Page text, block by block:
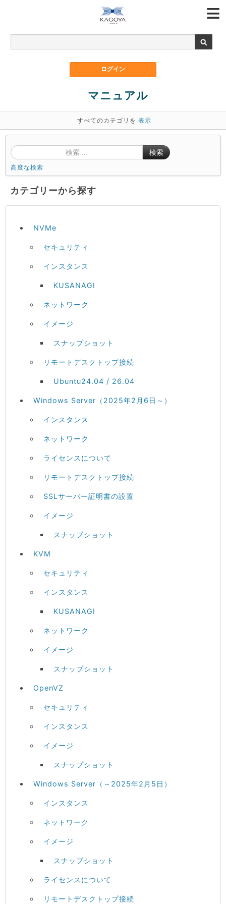
マニュアル
すべてのカテゴリを 表示
検索
高度な検索
カテゴリーから探す
NVMe
セキュリティ
インスタンス
KUSANAGI
ネットワーク
イメージ
スナップショット
リモートデスクトップ接続
Ubuntu24.04 / 26.04
Windows Server（2025年2月6日～）
インスタンス
ネットワーク
ライセンスについて
リモートデスクトップ接続
SSLサーバー証明書の設置
イメージ
スナップショット
KVM
セキュリティ
インスタンス
KUSANAGI
ネットワーク
イメージ
スナップショット
OpenVZ
セキュリティ
インスタンス
イメージ
スナップショット
Windows Server（～2025年2月5日）
インスタンス
ネットワーク
イメージ
スナップショット
ライセンスについて
リモートデスクトップ接続